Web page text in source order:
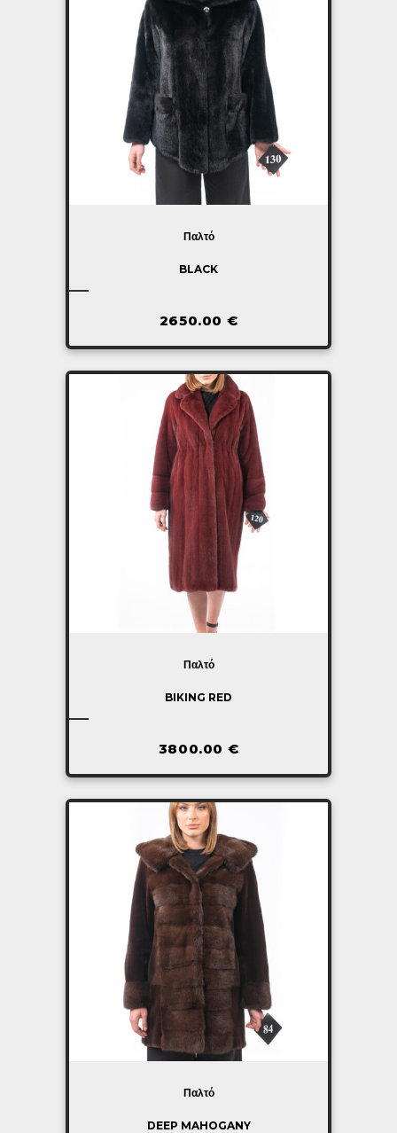
Παλτό
BLACK
2650.00 €
Παλτό
BIKING RED
3800.00 €
Παλτό
DEEP MAHOGANY